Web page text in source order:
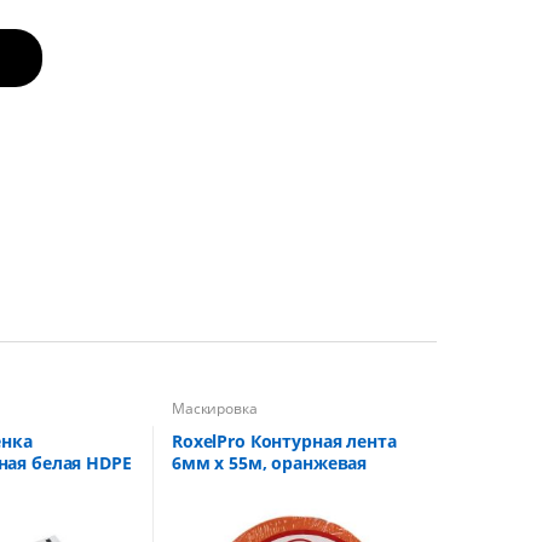
белая HDPE
Маскировка
RoxelPro Контурная лента
6мм х 55м, оранжевая